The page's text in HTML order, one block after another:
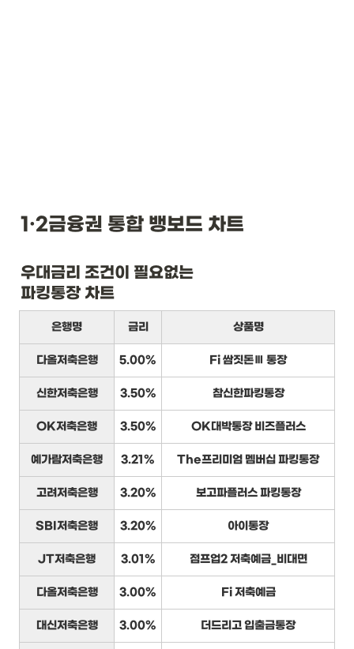
1·2금융권 통합 뱅보드 차트
우대금리 조건이 필요없는
파킹통장 차트
은행명 금리 상품명
다올저축은행 5.00% Fi 쌈짓돈Ⅲ 통장
신한저축은행 3.50% 참신한파킹통장
OK저축은행 3.50% OK대박통장 비즈플러스
예가람저축은행 3.21% The프리미엄 멤버십 파킹통장
고려저축은행 3.20% 보고파플러스 파킹통장
SBI저축은행 3.20% 아이통장
JT저축은행 3.01% 점프업2 저축예금_비대면
다올저축은행 3.00% Fi 저축예금
대신저축은행 3.00% 더드리고 입출금통장